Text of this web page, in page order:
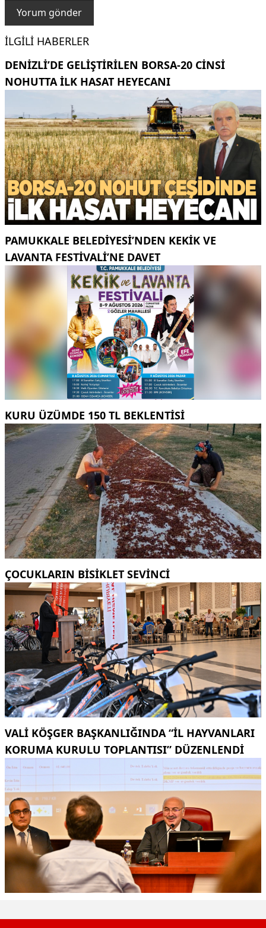
İLGILI HABERLER
DENIZLI’DE GELIŞTIRILEN BORSA-20 CINSI
NOHUTTA ILK HASAT HEYECANI
PAMUKKALE BELEDIYESI’NDEN KEKIK VE
LAVANTA FESTIVALI’NE DAVET
KURU ÜZÜMDE 150 TL BEKLENTISI
ÇOCUKLARIN BISIKLET SEVINCI
VALI KÖŞGER BAŞKANLIĞINDA “İL HAYVANLARI
KORUMA KURULU TOPLANTISI” DÜZENLENDI